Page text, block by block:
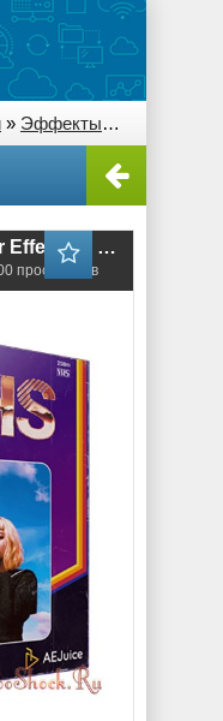
» Эффекты» AEJuice -
AEJuice - VHS (for After Effects & Premiere Pro)
просмотров